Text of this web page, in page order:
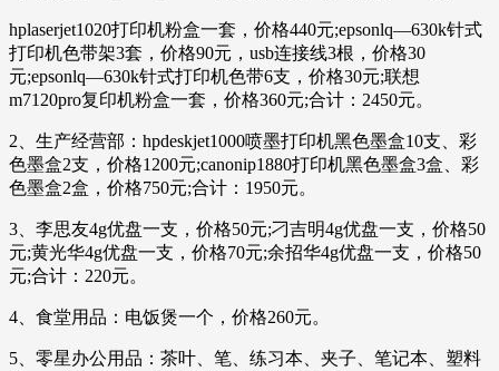
hplaserjet1020打印机粉盒一套，价格440元;epsonlq—630k针式
打印机色带架3套，价格90元，usb连接线3根，价格30
元;epsonlq—630k针式打印机色带6支，价格30元;联想
m7120pro复印机粉盒一套，价格360元;合计：2450元。
2、生产经营部：hpdeskjet1000喷墨打印机黑色墨盒10支、彩
色墨盒2支，价格1200元;canonip1880打印机黑色墨盒3盒、彩
色墨盒2盒，价格750元;合计：1950元。
3、李思友4g优盘一支，价格50元;刁吉明4g优盘一支，价格50
元;黄光华4g优盘一支，价格70元;余招华4g优盘一支，价格50
元;合计：220元。
4、食堂用品：电饭煲一个，价格260元。
5、零星办公用品：茶叶、笔、练习本、夹子、笔记本、塑料